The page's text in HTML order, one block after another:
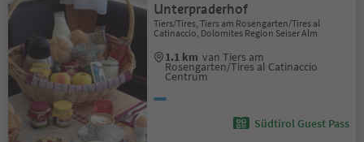
Unterpraderhof
Tiers/Tires, Tiers am Rosengarten/Tires al
Catinaccio, Dolomites Region Seiser Alm
1.1 km van Tiers am
Rosengarten/Tires al Catinaccio
Centrum
Südtirol Guest Pass